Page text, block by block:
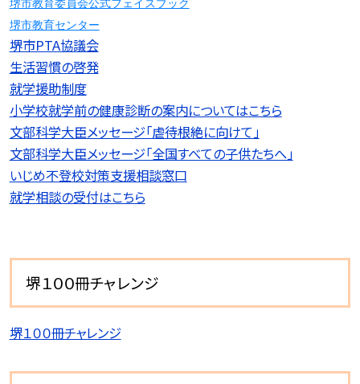
堺市教育委員会公式フェイスブック
堺市教育センター
堺市PTA協議会
生活習慣の啓発
就学援助制度
小学校就学前の健康診断の案内についてはこちら
文部科学大臣メッセージ「虐待根絶に向けて」
文部科学大臣メッセージ「全国すべての子供たちへ」
いじめ不登校対策支援相談窓口
就学相談の受付はこちら
堺１００冊チャレンジ
堺１００冊チャレンジ